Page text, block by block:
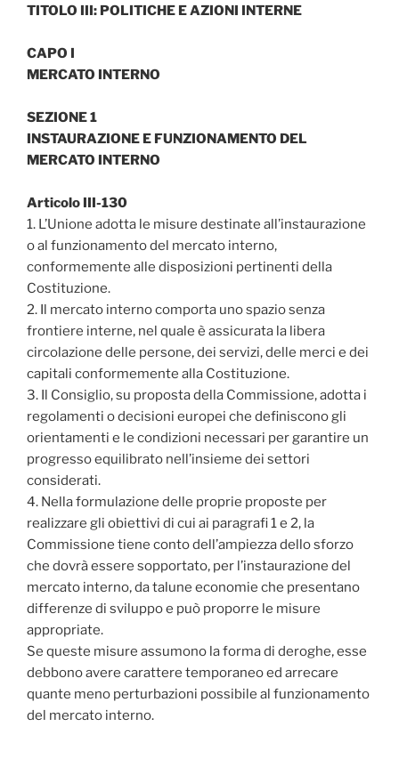
TITOLO III: POLITICHE E AZIONI INTERNE
CAPO I
MERCATO INTERNO
SEZIONE 1
INSTAURAZIONE E FUNZIONAMENTO DEL
MERCATO INTERNO
Articolo III-130
1. L’Unione adotta le misure destinate all’instaurazione
o al funzionamento del mercato interno,
conformemente alle disposizioni pertinenti della
Costituzione.
2. Il mercato interno comporta uno spazio senza
frontiere interne‚ nel quale è assicurata la libera
circolazione delle persone‚ dei servizi, delle merci e dei
capitali conformemente alla Costituzione.
3. Il Consiglio, su proposta della Commissione, adotta i
regolamenti o decisioni europei che definiscono gli
orientamenti e le condizioni necessari per garantire un
progresso equilibrato nell’insieme dei settori
considerati.
4. Nella formulazione delle proprie proposte per
realizzare gli obiettivi di cui ai paragrafi 1 e 2, la
Commissione tiene conto dell’ampiezza dello sforzo
che dovrà essere sopportato‚ per l’instaurazione del
mercato interno‚ da talune economie che presentano
differenze di sviluppo e può proporre le misure
appropriate.
Se queste misure assumono la forma di deroghe‚ esse
debbono avere carattere temporaneo ed arrecare
quante meno perturbazioni possibile al funzionamento
del mercato interno.